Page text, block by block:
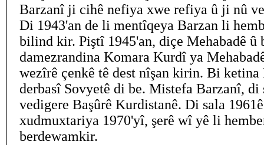
Barzanî ji cihê nefiya xwe refiya û ji nû
Di 1943'an de li mentîqeya Barzan li
bilind kir. Piştî 1945'an, diçe Mehabadê û
damezrandina Komara Kurdî ya
wezîrê çenkê tê dest nîşan kirin. Bi ketina
derbasî Sovyetê di be. Mistefa Barzanî, di
vedigere Başûrê Kurdistanê. Di sala
xudmuxtariya 1970'yî, şerê wî yê li
berdewamkir.